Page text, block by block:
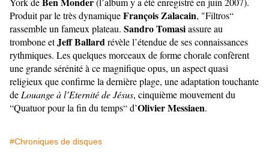
Produit par le très dynamiqueFrançois Zalacain, "Filtros“
rassemble un fameux plateau. Sandro Tomasiassure au
trombone etJeff Ballardrévèle l’étendue de ses connaissances
rythmiques. Les quelques morceaux de forme chorale confèrent
une grande sérénité à ce magnifique opus, un aspect quasi
religieux que confirme la dernière plage, une adaptation touchante
de Louange à l’Eternité de Jésus, cinquième mouvement du
“Quatuor pour la fin du temps“ d’Olivier Messiaen.
#Chroniques de disques